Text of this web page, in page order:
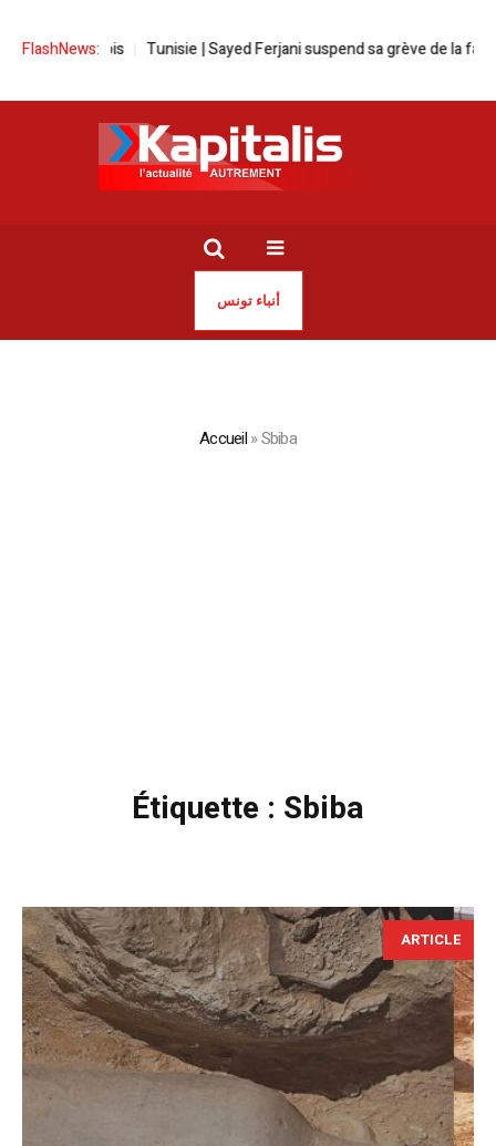
FlashNews:
Tunisie | Sayed Ferjani suspend sa grève de la faim
أنباء تونس
Accueil»Sbiba
Étiquette : Sbiba
ARTICLE